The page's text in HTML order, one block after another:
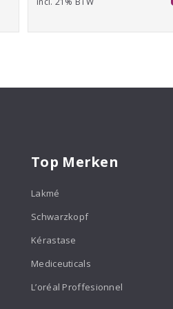
Top Merken
Lakmé
Schwarzkopf
Kérastase
Mediceuticals
L’oréal Proffesionnel